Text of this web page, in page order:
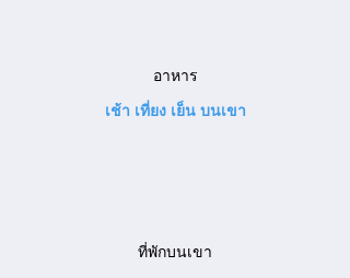
อาหาร
เช้า เที่ยง เย็น บนเขา
ที่พักบนเขา